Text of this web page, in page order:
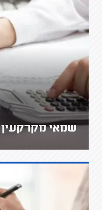
שמאי מקרקעין